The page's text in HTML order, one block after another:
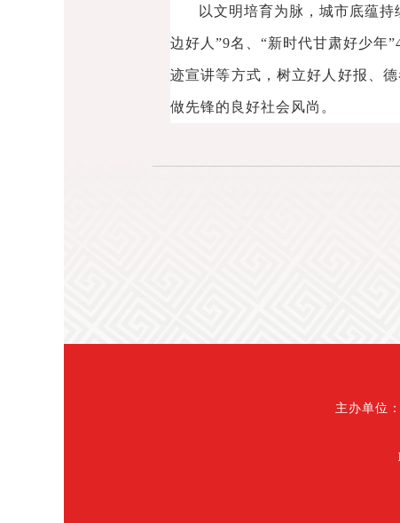
以文明培育为脉，城市底蕴
边好人”9名、“新时代甘肃好少年
迹宣讲等方式，树立好人好报、
做先锋的良好社会风尚。
主办单位